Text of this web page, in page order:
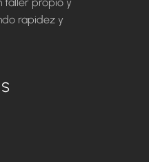
taller propio y
rapidez y